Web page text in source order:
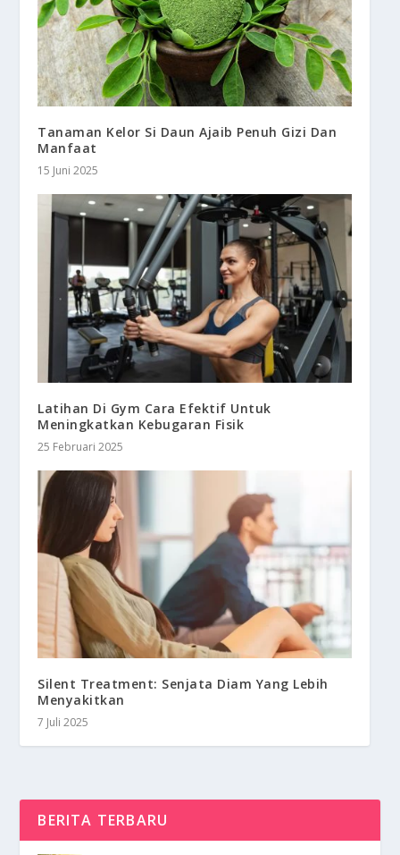
Tanaman Kelor Si Daun Ajaib Penuh Gizi Dan
Manfaat
15 Juni 2025
Latihan Di Gym Cara Efektif Untuk
Meningkatkan Kebugaran Fisik
25 Februari 2025
Silent Treatment: Senjata Diam Yang Lebih
Menyakitkan
7 Juli 2025
BERITA TERBARU